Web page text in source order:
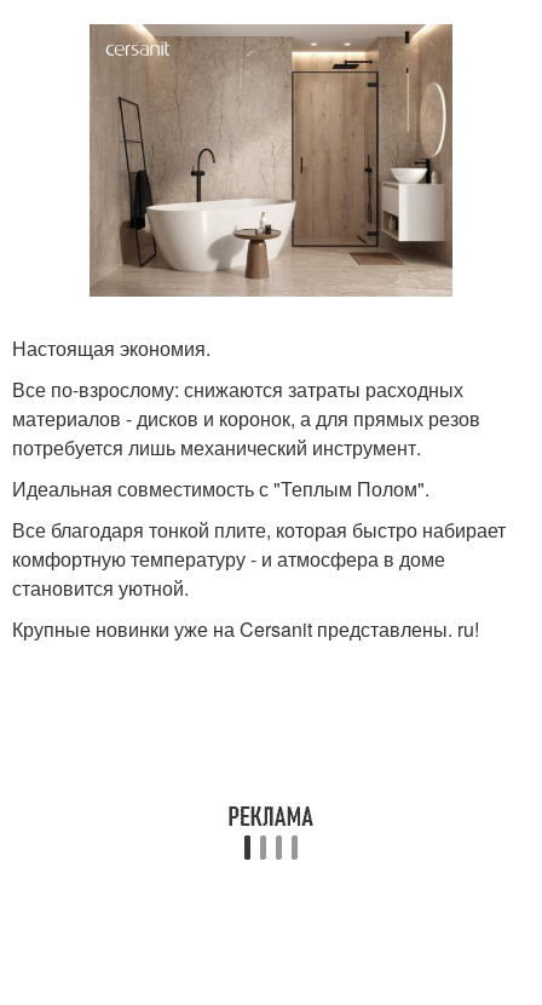
Настоящая экономия.
Все по-взрослому: снижаются затраты расходных
материалов - дисков и коронок, а для прямых резов
потребуется лишь механический инструмент.
Идеальная совместимость с "Теплым Полом".
Все благодаря тонкой плите, которая быстро набирает
комфортную температуру - и атмосфера в доме
становится уютной.
Крупные новинки уже на Cersanit представлены. ru!